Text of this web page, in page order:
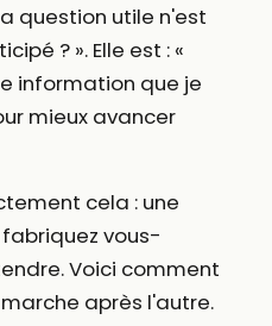
question utile n'est
? ». Elle est : «
information que je
mieux avancer
cela : une
vous-
Voici comment
après l'autre.